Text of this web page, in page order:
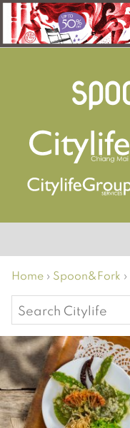
Home › Spoon&Fork ›
Search
for: